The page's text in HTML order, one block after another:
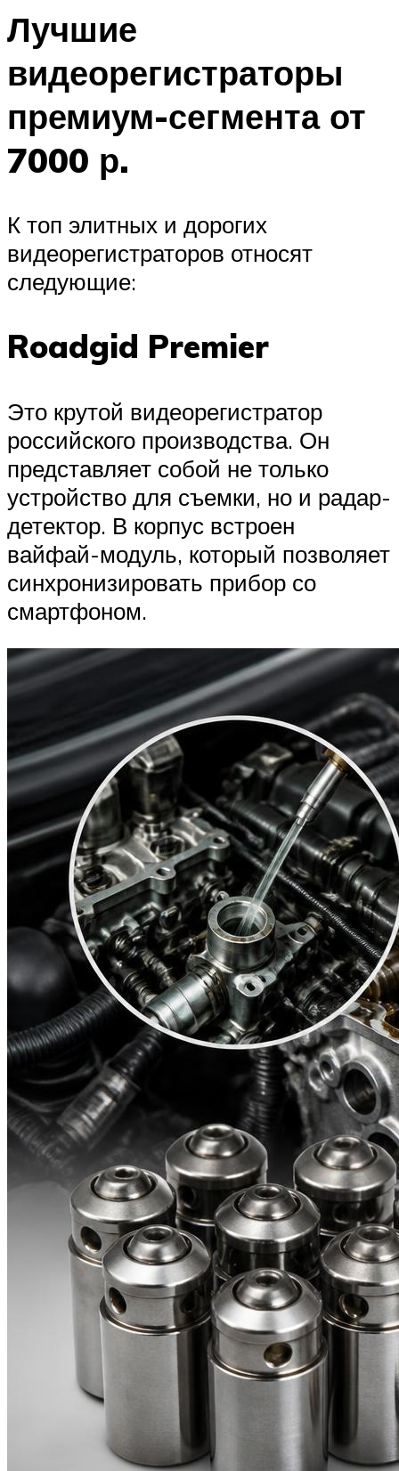
Лучшие
видеорегистраторы
премиум-сегмента от
7000 р.
К топ элитных и дорогих
видеорегистраторов относят
следующие:
Roadgid Premier
Это крутой видеорегистратор
российского производства. Он
представляет собой не только
устройство для съемки, но и радар-
детектор. В корпус встроен
вайфай-модуль, который позволяет
синхронизировать прибор со
смартфоном.